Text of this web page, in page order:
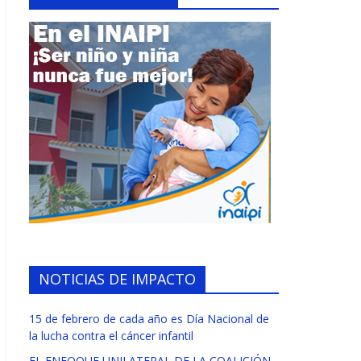
NOTICIAS DE IMPACTO
15 de febrero de cada año es Día Nacional de
la lucha contra el cáncer infantil